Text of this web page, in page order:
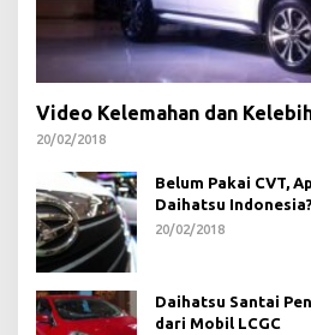
Video Kelemahan dan
20/02/2018
Belum Pakai CVT,
Daihatsu Indonesia?
20/02/2018
Daihatsu Santai
dari Mobil LCGC